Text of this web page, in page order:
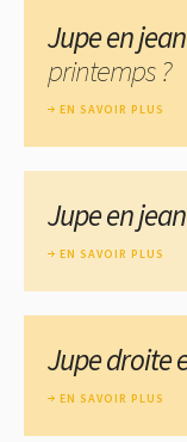
Jupe en jean
printemps ?
EN SAVOIR PLUS
Jupe en jean
EN SAVOIR PLUS
Jupe droite
EN SAVOIR PLUS